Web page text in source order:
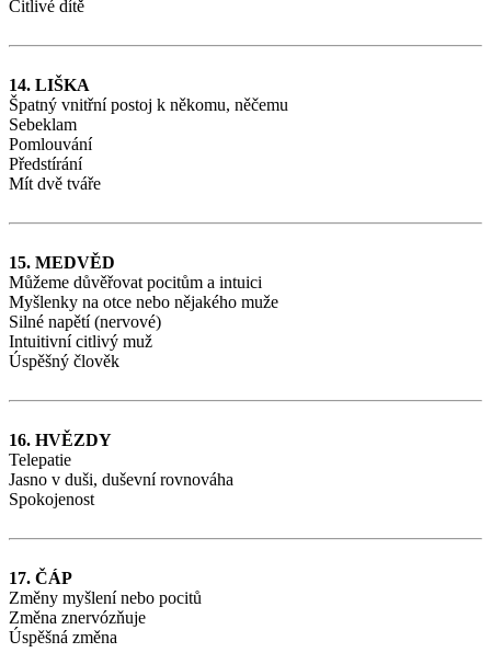
Citlivé dítě
14. LIŠKA
Špatný vnitřní postoj k někomu, něčemu
Sebeklam
Pomlouvání
Předstírání
Mít dvě tváře
15. MEDVĚD
Můžeme důvěřovat pocitům a intuici
Myšlenky na otce nebo nějakého muže
Silné napětí (nervové)
Intuitivní citlivý muž
Úspěšný člověk
16. HVĚZDY
Telepatie
Jasno v duši, duševní rovnováha
Spokojenost
17. ČÁP
Změny myšlení nebo pocitů
Změna znervózňuje
Úspěšná změna